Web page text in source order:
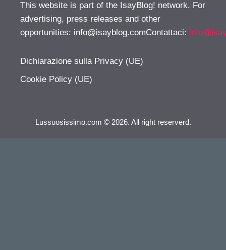
This website is part of the IsayBlog! network. For
advertising, press releases and other
opportunities: info@isayblog.comContattaci:
Dichiarazione sulla Privacy (UE)
Cookie Policy (UE)
Lussuosissimo.com © 2026. All right reserverd.